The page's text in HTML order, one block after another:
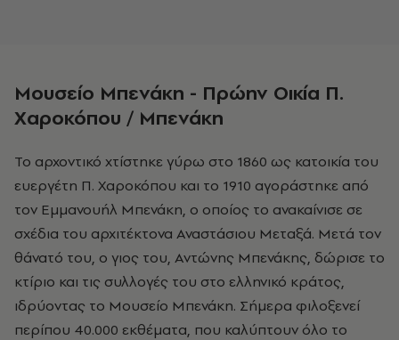
Μουσείο Μπενάκη - Πρώην Οικία Π.
Χαροκόπου / Μπενάκη
Το αρχοντικό χτίστηκε γύρω στο 1860 ως κατοικία του
ευεργέτη Π. Χαροκόπου και το 1910 αγοράστηκε από
τον Εμμανουήλ Μπενάκη, ο οποίος το ανακαίνισε σε
σχέδια του αρχιτέκτονα Αναστάσιου Μεταξά. Μετά τον
θάνατό του, ο γιος του, Αντώνης Μπενάκης, δώρισε το
κτίριο και τις συλλογές του στο ελληνικό κράτος,
ιδρύοντας το Μουσείο Μπενάκη. Σήμερα φιλοξενεί
περίπου 40.000 εκθέματα, που καλύπτουν όλο το